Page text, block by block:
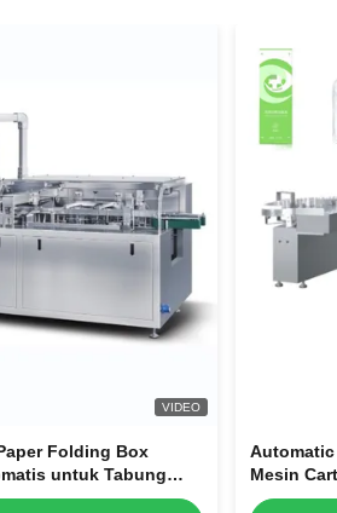
VIDEO
Folding Box
untuk Tabung
Mesin